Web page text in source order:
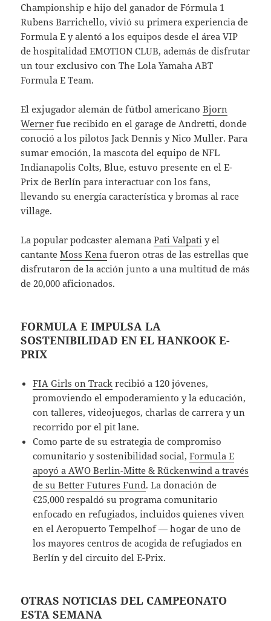
Championship e hijo del ganador de Fórmula 1
Rubens Barrichello, vivió su primera experiencia de
Formula E y alentó a los equipos desde el área VIP
de hospitalidad EMOTION CLUB, además de disfrutar
un tour exclusivo con The Lola Yamaha ABT
Formula E Team.
El exjugador alemán de fútbol americanoBjorn
Werner fue recibido en el garage de Andretti, donde
conoció a los pilotos Jack Dennis y Nico Muller. Para
sumar emoción, la mascota del equipo de NFL
Indianapolis Colts, Blue, estuvo presente en el E-
Prix de Berlín para interactuar con los fans,
llevando su energía característica y bromas al race
village.
La popular podcaster alemanaPati Valpati y el
cantanteMoss Kena fueron otras de las estrellas que
disfrutaron de la acción junto a una multitud de más
de 20,000 aficionados.
FORMULA E IMPULSA LA
SOSTENIBILIDAD EN EL HANKOOK E-
PRIX
FIA Girls on Track recibió a 120 jóvenes,
promoviendo el empoderamiento y la educación,
con talleres, videojuegos, charlas de carrera y un
recorrido por el pit lane.
Como parte de su estrategia de compromiso
comunitario y sostenibilidad social,Formula E
apoyó a AWO Berlin-Mitte & Rückenwind a través
de su Better Futures Fund. La donación de
€25,000 respaldó su programa comunitario
enfocado en refugiados, incluidos quienes viven
en el Aeropuerto Tempelhof — hogar de uno de
los mayores centros de acogida de refugiados en
Berlín y del circuito del E-Prix.
OTRAS NOTICIAS DEL CAMPEONATO
ESTA SEMANA